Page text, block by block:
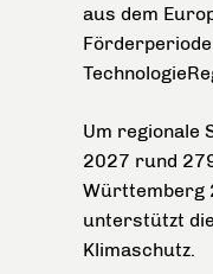
aus dem
Um regionale
2027 rund
Württemberg
unterstützt
Klimaschutz.